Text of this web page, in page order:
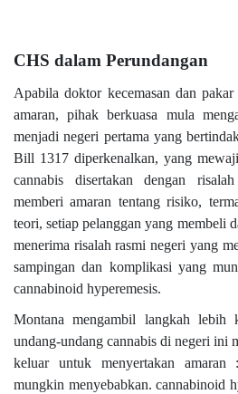
CHS dalam Perundangan
Apabila doktor kecemasan dan
amaran, pihak berkuasa mula
menjadi negeri pertama yang
Bill 1317 diperkenalkan, yang
cannabis disertakan dengan
memberi amaran tentang risiko,
teori, setiap pelanggan yang membeli
menerima risalah rasmi negeri yang
sampingan dan komplikasi yang
cannabinoid hyperemesis.
Montana mengambil langkah lebih
undang-undang cannabis di negeri ini
keluar untuk menyertakan amaran
mungkin menyebabkan. cannabinoid